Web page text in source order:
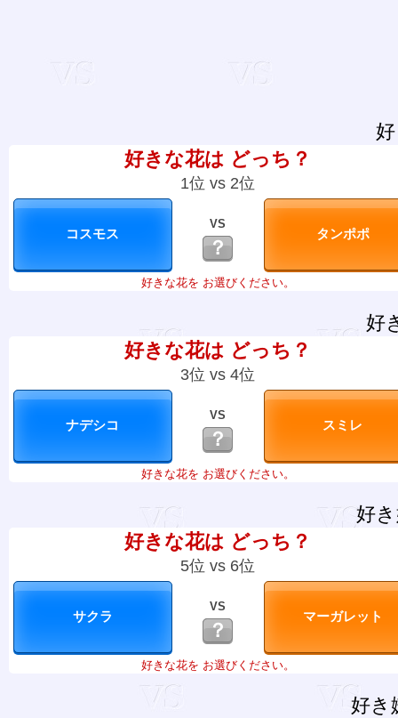
好きな花は どっち？
1位 vs 2位
VS
？
好きな花を お選びください。
好
好きな花は どっち？
3位 vs 4位
VS
？
好きな花を お選びください。
好
好きな花は どっち？
5位 vs 6位
VS
？
好きな花を お選びください。
好き